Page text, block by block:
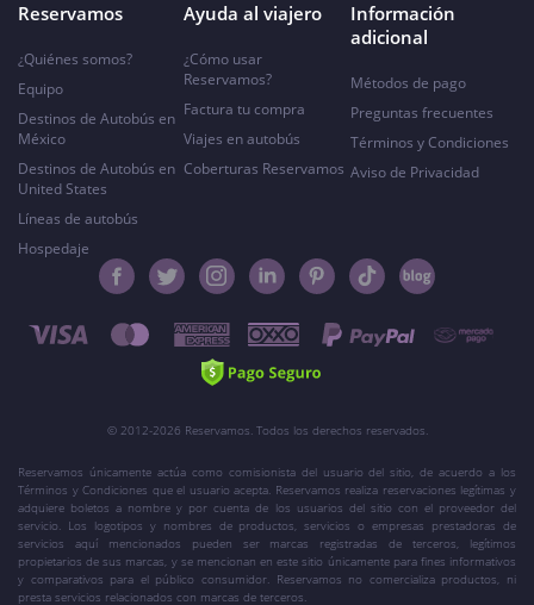
Reservamos
¿Quiénes somos?
Equipo
Destinos de Autobús en
México
Destinos de Autobús en
United States
Líneas de autobús
Hospedaje
Ayuda al viajero
¿Cómo usar
Reservamos?
Factura tu compra
Viajes en autobús
Coberturas Reservamos
Información
adicional
Métodos de pago
Preguntas frecuentes
Términos y Condiciones
Aviso de Privacidad
© 2012-2026 Reservamos. Todos los derechos reservados.
Reservamos únicamente actúa como comisionista del usuario del sitio, de acuerdo a los
Términos y Condiciones que el usuario acepta. Reservamos realiza reservaciones legítimas y
adquiere boletos a nombre y por cuenta de los usuarios del sitio con el proveedor del
servicio. Los logotipos y nombres de productos, servicios o empresas prestadoras de
servicios aquí mencionados pueden ser marcas registradas de terceros, legítimos
propietarios de sus marcas, y se mencionan en este sitio únicamente para fines informativos
y comparativos para el público consumidor. Reservamos no comercializa productos, ni
presta servicios relacionados con marcas de terceros.